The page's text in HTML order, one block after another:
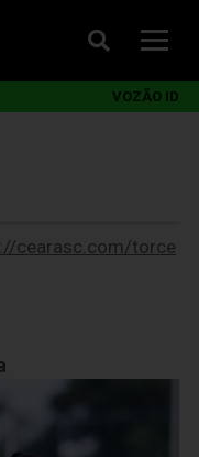
VOZÃO ID
cearasc.com/torce